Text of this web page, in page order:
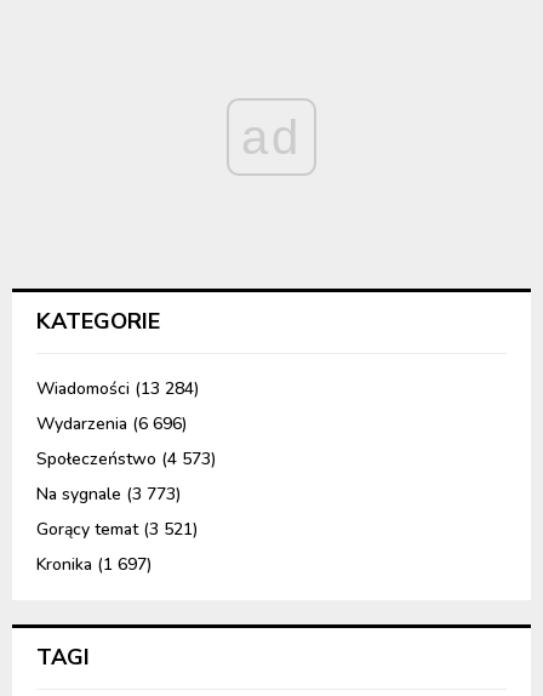
ad
KATEGORIE
Wiadomości (13 284)
Wydarzenia (6 696)
Społeczeństwo (4 573)
Na sygnale (3 773)
Gorący temat(3 521)
Kronika (1 697)
TAGI